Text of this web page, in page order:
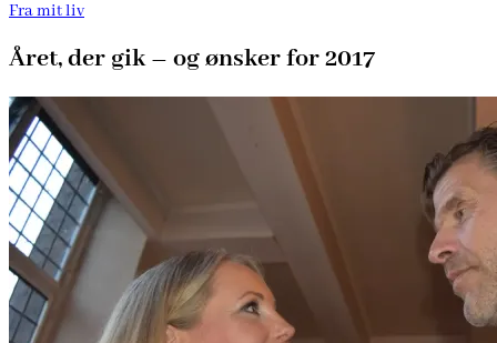
Fra mit liv
Året, der gik – og ønsker for 2017